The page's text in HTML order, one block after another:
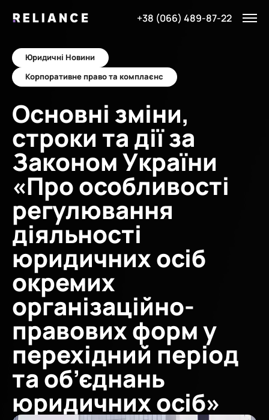
+38 (066) 489-87-22
Юридичні Новини
Корпоративне право та комплаєнс
Основні зміни,
строки та дії за
Законом України
«Про особливості
регулювання
діяльності
юридичних осіб
окремих
організаційно-
правових форм у
перехідний період
та об’єднань
юридичних осіб»